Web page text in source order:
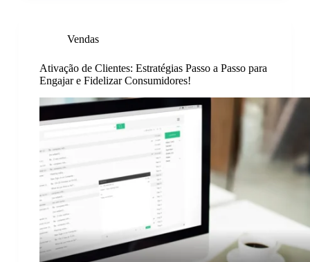
Vendas
Ativação de Clientes: Estratégias Passo a Passo para
Engajar e Fidelizar Consumidores!